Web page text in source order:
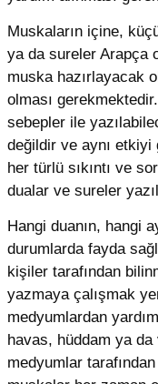
Muskaların içine,
ya da sureler Arapça
muska hazırlayacak
olması
sebepler ile
değildir ve aynı
her türlü sıkıntı ve
dualar ve sureler
Hangi duanın, hangi
durumlarda fayda
kişiler tarafından
yazmaya çalışmak
medyumlardan
havas, hüddam ya
medyumlar